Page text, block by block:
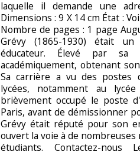
laquelle il demande une
Dimensions : 9 X 14 cm État :
Nombre de pages : 1 page
Grévy (1865-1930) était
éducateur. Élevé par
académiquement, obtenant
Sa carrière a vu des postes
lycées, notamment au
brièvement occupé le poste
Paris, avant de démissionner
Grévy était réputé pour son
ouvert la voie à de nombreuses
étudiants. Contactez-nous